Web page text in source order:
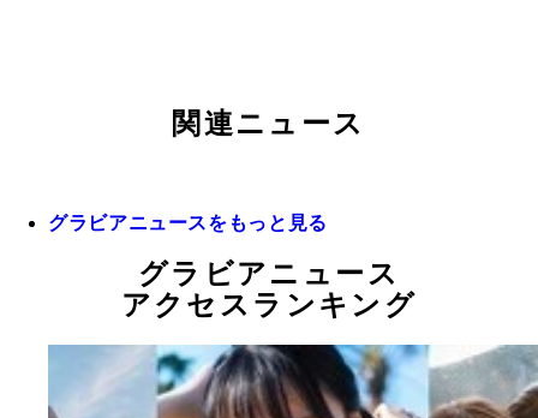
関連ニュース
グラビアニュースをもっと見る
グラビアニュース
アクセスランキング